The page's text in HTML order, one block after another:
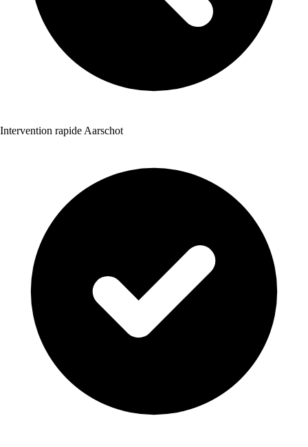
Intervention rapide Aarschot